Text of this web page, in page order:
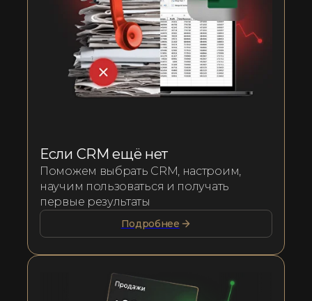
Если CRM ещё нет
Поможем выбрать CRM, настроим,
научим пользоваться и получать
первые результаты
Подробнее